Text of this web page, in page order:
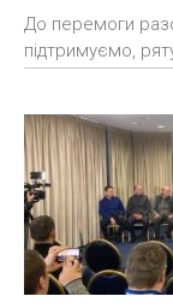
До перемоги
підтримуємо,